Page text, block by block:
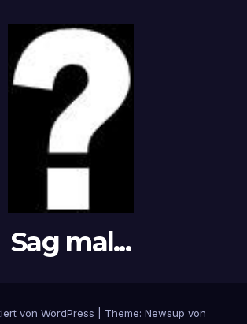
Sag mal...
von WordPress Theme: Newsup von